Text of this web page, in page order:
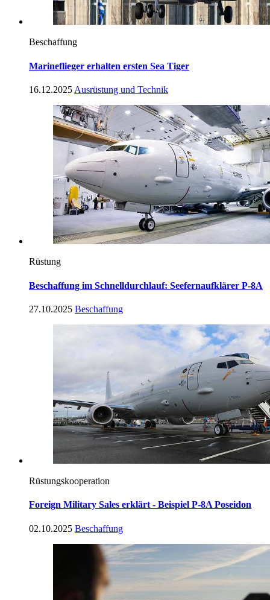
Beschaffung
Marineflieger erhalten ersten Sea Tiger
16.12.2025 Ausrüstung und Technik
Rüstung
Beschaffung im Schnelldurchlauf: Seefernaufklärer P-8A
27.10.2025 Beschaffung
Rüstungskooperation
Foreign Military Sales erklärt - Beispiel P-8A Poseidon
02.10.2025 Beschaffung